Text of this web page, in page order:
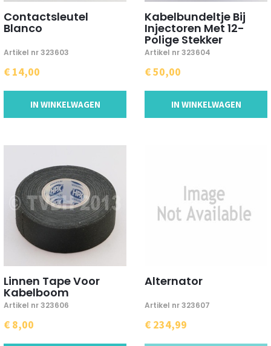
Contactsleutel
Blanco
Artikel nr 323603
€ 14,00
IN WINKELWAGEN
Kabelbundeltje Bij
Injectoren Met 12-
Polige Stekker
Artikel nr 323604
€ 50,00
IN WINKELWAGEN
Linnen Tape Voor
Kabelboom
Artikel nr 323606
€ 8,00
Alternator
Artikel nr 323607
€ 234,99